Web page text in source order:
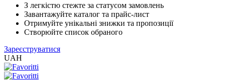
З легкістю стежте за статусом замовлень
Завантажуйте каталог та прайс-лист
Отримуйте унікальні знижки та пропозиції
Створюйте список обраного
Зареєструватися
UAH
(Розн.)
XLS
EXCEL
2005
(Опт)